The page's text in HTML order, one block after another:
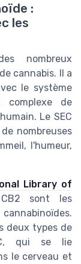
:
les
nombreux
cannabis. Il a
le système
complexe de
Le SEC
nombreuses
l'humeur,
Library of
sont les
deux types de
qui se lie
le cerveau et